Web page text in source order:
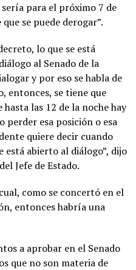
para el próximo 7 de
se puede derogar”.
lo que se está
al Senado de la
y por eso se habla de
entonces, se tiene que
las 12 de la noche hay
perder esa posición o esa
quiere decir cuando
está abierto al diálogo”, dijo
Jefe de Estado.
como se concertó en el
entonces habría una
a aprobar en el Senado
que no son materia de